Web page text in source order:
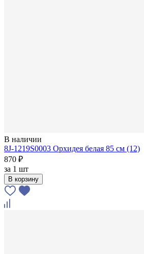
В наличии
8J-1219S0003 Орхидея белая 85 см (12)
870 ₽
за 1 шт
В корзину